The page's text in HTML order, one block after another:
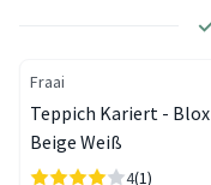
Fraai
Teppich Kariert - Blox
Beige Weiß
4(1)